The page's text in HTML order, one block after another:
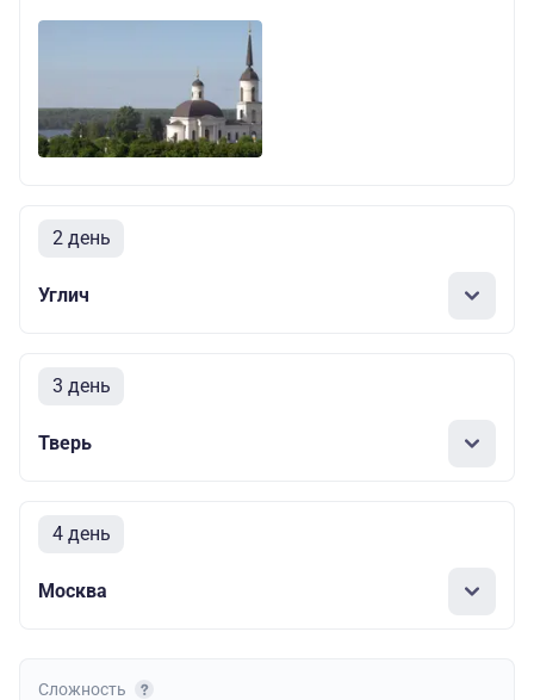
2 день
Углич
3 день
Тверь
4 день
Москва
Сложность